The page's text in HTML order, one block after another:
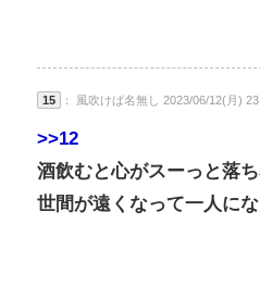
15 ： 風吹けば名無し 2023/06/12(月)
>>12
酒飲むと心がスーっと落
世間が遠くなって一人に